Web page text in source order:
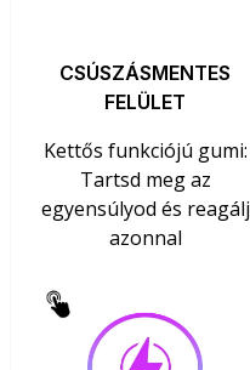
CSÚSZÁSMENTES
FELÜLET
Kettős funkciójú gumi:
Tartsd meg az
egyensúlyod és reagálj
azonnal